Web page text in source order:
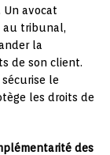
avocat
au tribunal,
la
de son client.
sécurise le
les droits de
des